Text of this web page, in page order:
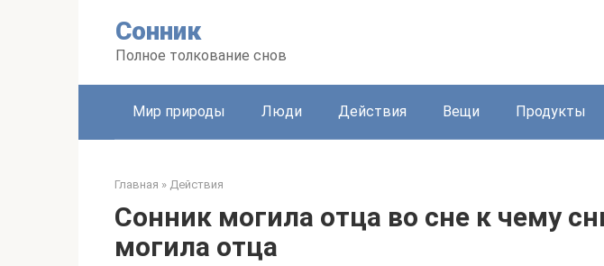
Сонник
Полное толкование снов
Мир природы Люди Действия Вещи Продукты
Главная » Действия
Сонник могила отца во сне к чему
могила отца